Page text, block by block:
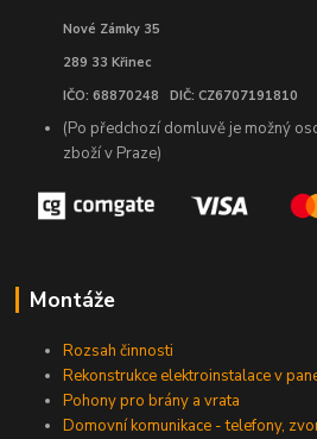
Nové Zámky 35
289 33 Křinec
IČO: 68870248 DIČ: CZ6707191810
(Po předchozí domluvě je možný
zboží v Praze)
Montáže
Rozsah činnosti
Rekonstrukce elektroinstalace v
Pohony pro brány a vrata
Domovní komunikace - telefony,